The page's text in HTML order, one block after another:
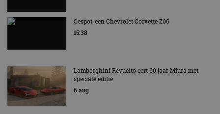
Gespot: een Chevrolet Corvette Z06
15:38
Lamborghini Revuelto eert 60 jaar Miura met
speciale editie
6 aug